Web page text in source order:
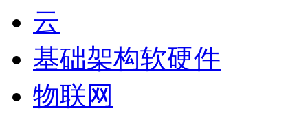
云
基础架构软硬件
物联网